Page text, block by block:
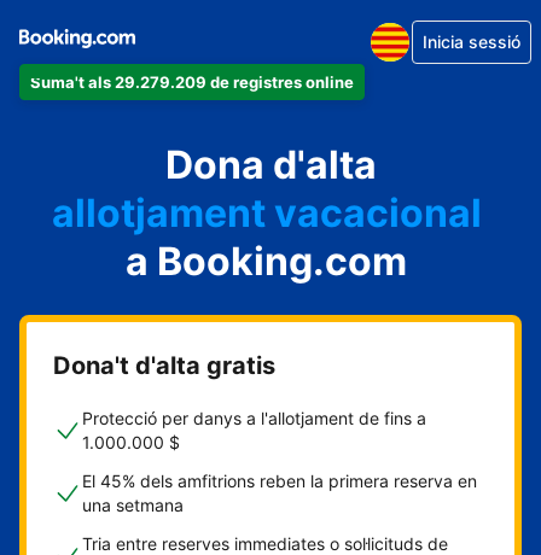
Suma't als 29.279.209 de registres online
Inicia sessió
Dona d'alta
un apartament
un hotel
allotjament vacacional
un hostal
una casa rural
a Booking.com
Dona't d'alta gratis
Protecció per danys a l'allotjament de fins a
1.000.000 $
El 45% dels amfitrions reben la primera reserva en
una setmana
Tria entre reserves immediates o sol·licituds de